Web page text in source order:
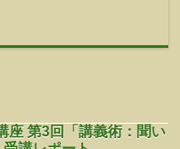
第3回「講義術：聞い